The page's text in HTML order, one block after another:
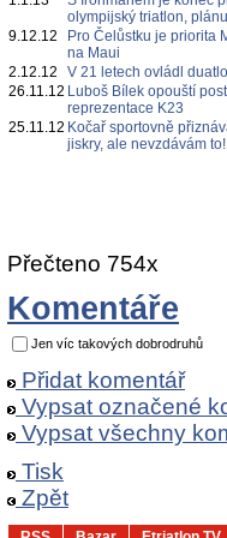
olympijský triatlon,
9.12.12
Pro Čelůstku je priorita
na Maui
2.12.12
V 21 letech ovládl
26.11.12 Luboš Bílek opouští
reprezentace K23
25.11.12 Kočař sportovně
jiskry, ale nevzdávám to!
Přečteno 754x
Komentáře
Jen víc takových dobrodruhů
Přidat komentář
Vypsat označené
Vypsat všechny
Tisk
Zpět